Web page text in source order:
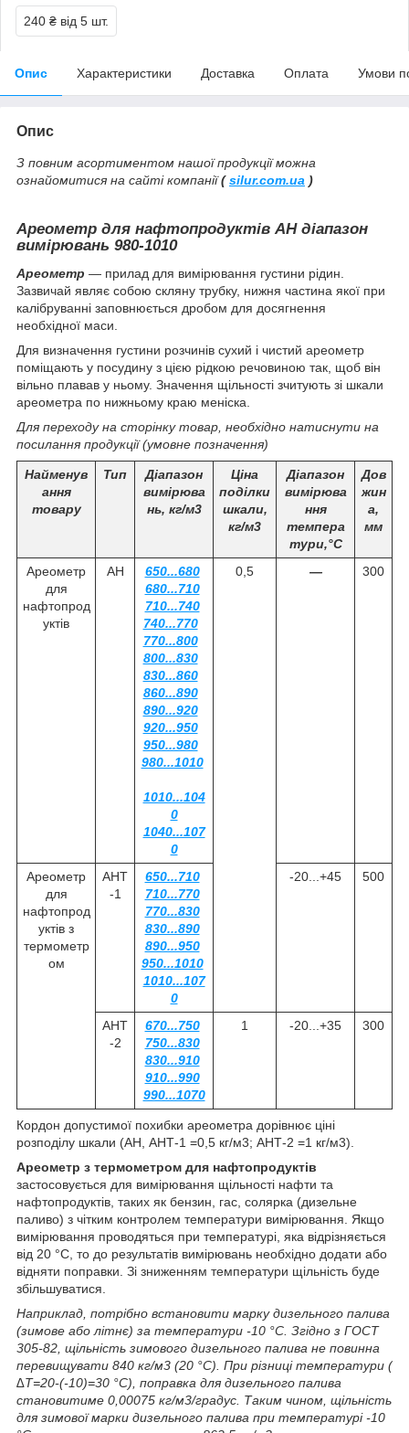
240 ₴ від 5 шт.
Опис Характеристики Доставка Оплата Умови
Опис
З повним асортиментом нашої продукції можна
ознайомитися на сайті компанії(silur.com.ua )
Ареометр для нафтопродуктів АН діапазон
вимірювань 980-1010
Ареометр — прилад для вимірювання густини рідин.
Зазвичай являє собою скляну трубку, нижня частина якої при
калібруванні заповнюється дробом для досягнення
необхідної маси.
Для визначення густини розчинів сухий і чистий ареометр
поміщають у посудину з цією рідкою речовиною так, щоб він
вільно плавав у ньому. Значення щільності зчитують зі шкали
ареометра по нижньому краю меніска.
Для переходу на сторінку товар, необхідно натиснути на
посилання продукції (умовне позначення)
Найменув
ання
товару
Тип
Діапазон
вимірюва
нь, кг/м3
Ціна
поділки
шкали,
кг/м3
Діапазон
вимірюва
ння
темпера
тури,°С
Дов
жин
а,
мм
Ареометр
для
нафтопрод
уктів
АН
650...680
680...710
710...740
740...770
770...800
800...830
830...860
860...890
890...920
920...950
950...980
980...1010
1010...104
0
1040...107
0
0,5 — 300
Ареометр
для
нафтопрод
уктів з
термометр
ом
АНТ
-1
650...710
710...770
770...830
830...890
890...950
950...1010
1010...107
0
-20...+45 500
АНТ
-2
670...750
750...830
830...910
910...990
990...1070
1 -20...+35 300
Кордон допустимої похибки ареометра дорівнює ціні
розподілу шкали (АН, АНТ-1 =0,5 кг/м3; АНТ-2 =1 кг/м3).
Ареометр з термометром для нафтопродуктів
застосовується для вимірювання щільності нафти та
нафтопродуктів, таких як бензин, гас, солярка (дизельне
паливо) з чітким контролем температури вимірювання. Якщо
вимірювання проводяться при температурі, яка відрізняється
від 20 °С, то до результатів вимірювань необхідно додати або
відняти поправки. Зі зниженням температури щільність буде
збільшуватися.
Наприклад, потрібно встановити марку дизельного палива
(зимове або літнє) за температури -10 °С. Згідно з ГОСТ
305-82, щільність зимового дизельного палива не повинна
перевищувати 840 кг/м3 (20 °С). При різниці температури (
∆Т=20-(-10)=30 °С), поправка для дизельного палива
становитиме 0,00075 кг/м3/градус. Таким чином, щільність
для зимової марки дизельного палива при температурі -10